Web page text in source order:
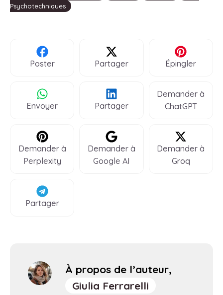
Psychotechniques
Poster Partager Épingler
Envoyer Partager
Demander à
ChatGPT
Demander à
Perplexity
Demander à
Google AI
Demander à
Groq
Partager
À propos de l’auteur,
Giulia Ferrarelli